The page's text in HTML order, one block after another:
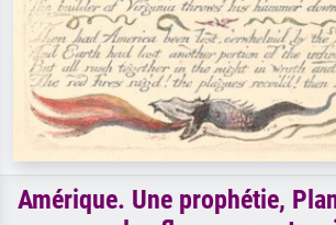
Amérique. Une prophétie,